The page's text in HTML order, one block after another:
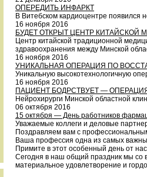
ОПЕРЕДИТЬ ИНФАРКТ
В Витебском кардиоцентре появился
16 ноября 2016
БУДЕТ ОТКРЫТ ЦЕНТР КИТАЙСКОЙ
Центр китайской традиционной
здравоохранения между Минской
16 ноября 2016
УНИКАЛЬНАЯ ОПЕРАЦИЯ ПО
Уникальную высокотехнологичную
16 ноября 2016
ПАЦИЕНТ БОДРСТВУЕТ —
Нейрохирурги Минской областной
06 октября 2016
15 октября — День работников
Уважаемые коллеги и деловые
Поздравляем вам с
Ваша профессия одна из самых
Примите в этот особенный день от
Сегодня в наш общий праздник мы со
материальное удовлетворение и